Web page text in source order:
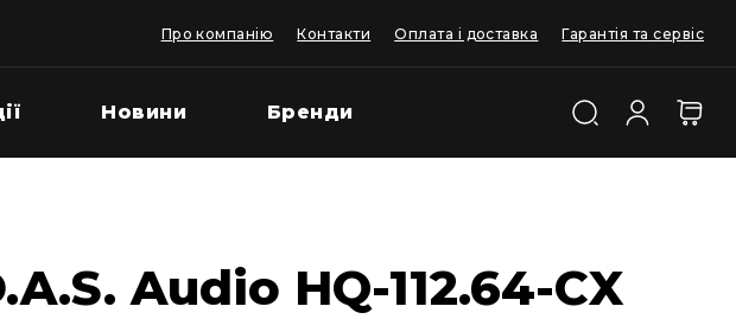
Про компанію Контакти Оплата і доставка Гарантія та сервіс
Новини Бренди
Audio HQ-112.64-CX